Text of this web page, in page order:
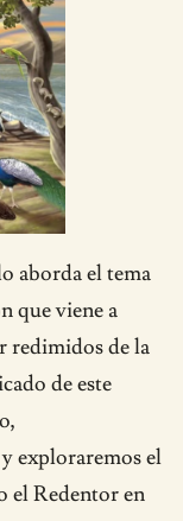
aborda el tema
que viene a
redimidos de la
de este
exploraremos el
el Redentor en